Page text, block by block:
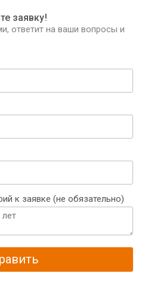
заявку!
ответит на ваши вопросы и
к заявке (не обязательно)